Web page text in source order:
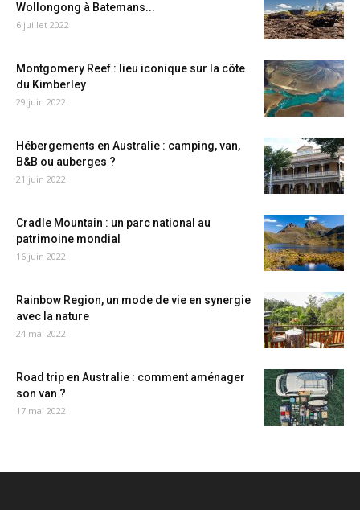
Wollongong à Batemans...
6 juillet 2022
Montgomery Reef : lieu iconique sur la côte
du Kimberley
29 juin 2022
Hébergements en Australie : camping, van,
B&B ou auberges ?
21 juin 2022
Cradle Mountain : un parc national au
patrimoine mondial
16 juin 2022
Rainbow Region, un mode de vie en synergie
avec la nature
24 mai 2022
Road trip en Australie : comment aménager
son van ?
17 mai 2022